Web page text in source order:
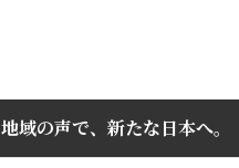
地域の声で、新たな日本へ。